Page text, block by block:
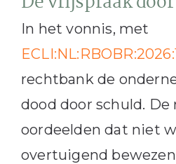
In het vonnis, met
rechtbank de
dood door schuld. De
oordeelden dat niet
overtuigend